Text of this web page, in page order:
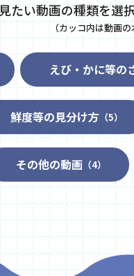
見たい動画の種類を選
（カッコ内は動画の
えび・かに等の
鮮度等の見分け方 （5）
その他の動画 （4）